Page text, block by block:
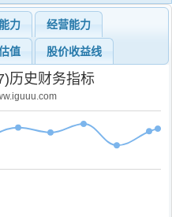
力 经营能力
值 股价收益线
历史财务指标